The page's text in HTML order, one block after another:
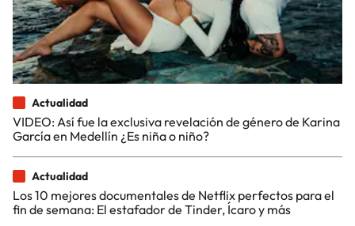
Actualidad
VIDEO: Así fue la exclusiva revelación de género de Karina
García en Medellín ¿Es niña o niño?
Actualidad
Los 10 mejores documentales de Netflix perfectos para el
fin de semana: El estafador de Tinder, Ícaro y más